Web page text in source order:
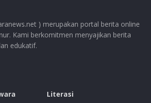
) merupakan portal berita online
Kami berkomitmen menyajikan berita
edukatif.
Literasi